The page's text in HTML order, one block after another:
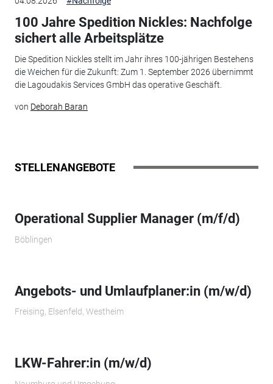
100 Jahre Spedition Nickles: Nachfolge
sichert alle Arbeitsplätze
Die Spedition Nickles stellt im Jahr ihres 100-jährigen Bestehens
die Weichen für die Zukunft: Zum 1. September 2026 übernimmt
die Lagoudakis Services GmbH das operative Geschäft.
von Deborah Baran
STELLENANGEBOTE
Operational Supplier Manager (m/f/d)
Böblingen
Angebots- und Umlaufplaner:in (m/w/d)
Freising, Elsenfeld, Westheim
LKW-Fahrer:in (m/w/d)